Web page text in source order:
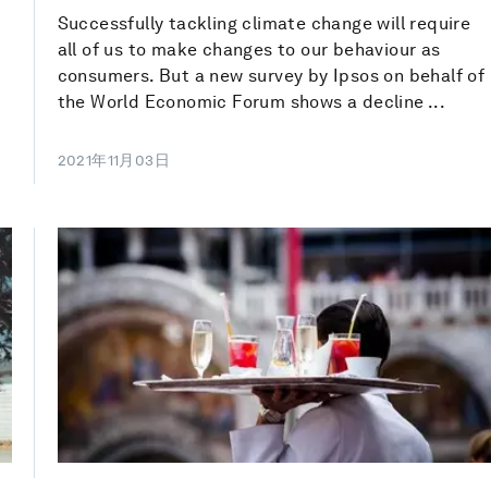
Successfully tackling climate change will require
all of us to make changes to our behaviour as
consumers. But a new survey by Ipsos on behalf of
the World Economic Forum shows a decline ...
2021年11月03日